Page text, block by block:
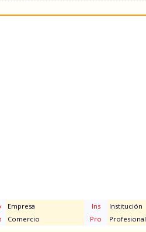
Empresa Ins Institución
Comercio Pro Profesional